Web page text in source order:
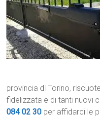
provincia di Torino,
fidelizzata e di tanti nuovi
084 02 30 per affidarci le